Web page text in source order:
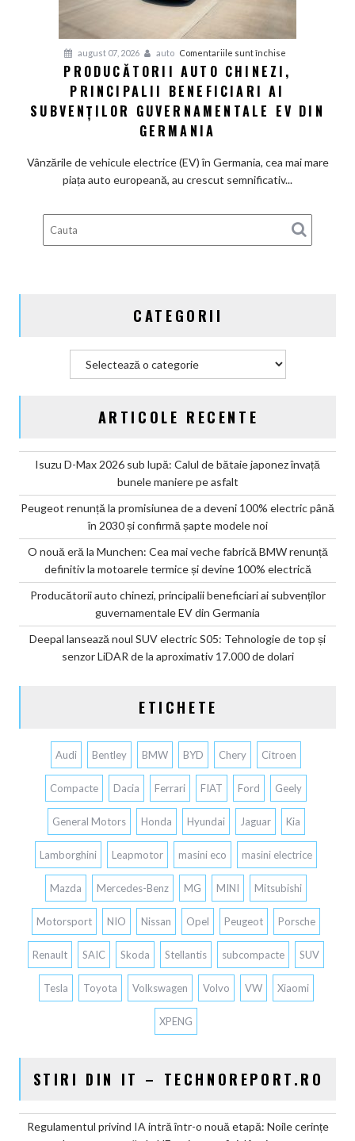
și
100%
august 07, 2026 auto Comentariile sunt închise
chinezi,
din
Germania
PRODUCĂTORII AUTO CHINEZI,
PRINCIPALII BENEFICIARI AI
SUBVENȚILOR GUVERNAMENTALE EV DIN
GERMANIA
Vânzările de vehicule electrice (EV) în Germania, cea mai mare
piața auto europeană, au crescut semnificativ...
CATEGORII
ARTICOLE RECENTE
Isuzu D-Max 2026 sub lupă: Calul de bătaie japonez învață
bunele maniere pe asfalt
Peugeot renunță la promisiunea de a deveni 100% electric până
în 2030 și confirmă șapte modele noi
O nouă eră la Munchen: Cea mai veche fabrică BMW renunță
definitiv la motoarele termice și devine 100% electrică
Producătorii auto chinezi, principalii beneficiari ai subvenților
guvernamentale EV din Germania
Deepal lansează noul SUV electric S05: Tehnologie de top și
senzor LiDAR de la aproximativ 17.000 de dolari
ETICHETE
Audi Bentley BMW BYD Chery Citroen
Compacte Dacia Ferrari FIAT Ford Geely
General Motors Honda Hyundai Jaguar Kia
Lamborghini Leapmotor masini eco masini electrice
Mazda Mercedes-Benz MG MINI Mitsubishi
Motorsport NIO Nissan Opel Peugeot Porsche
Renault SAIC Skoda Stellantis subcompacte SUV
Tesla Toyota Volkswagen Volvo VW Xiaomi
XPENG
STIRI DIN IT – TECHNOREPORT.RO
Regulamentul privind IA intră într-o nouă etapă: Noile cerințe